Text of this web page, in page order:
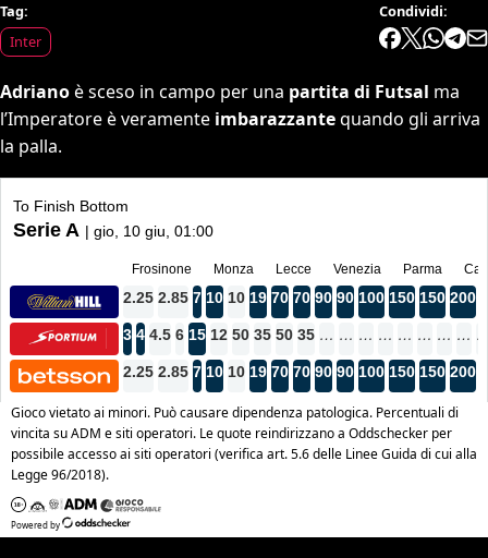
Tag:
Inter
Condividi:
Adrianoè sceso in campo per una partita di Futsal ma
l’Imperatore è veramente imbarazzantequando gli arriva
la palla.